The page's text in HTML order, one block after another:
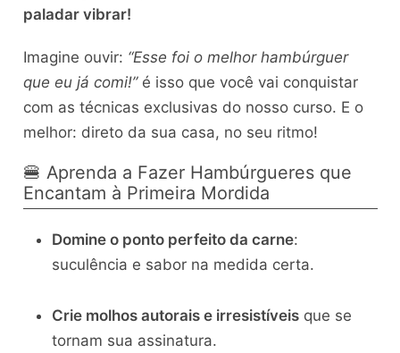
paladar vibrar!
Imagine ouvir: “Esse foi o melhor hambúrguer
que eu já comi!” é isso que você vai conquistar
com as técnicas exclusivas do nosso curso. E o
melhor: direto da sua casa, no seu ritmo!
🍔 Aprenda a Fazer Hambúrgueres que
Encantam à Primeira Mordida
Domine o ponto perfeito da carne:
suculência e sabor na medida certa.
Crie molhos autorais e irresistíveisque se
tornam sua assinatura.